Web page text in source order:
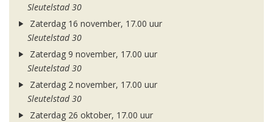
Sleutelstad 30
Zaterdag 16 november, 17.00 uur
Sleutelstad 30
Zaterdag 9 november, 17.00 uur
Sleutelstad 30
Zaterdag 2 november, 17.00 uur
Sleutelstad 30
Zaterdag 26 oktober, 17.00 uur